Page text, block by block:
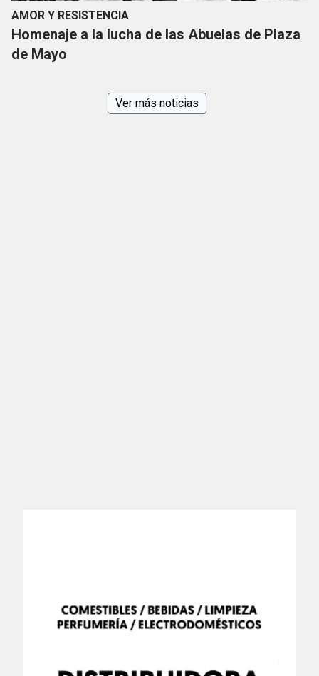
AMOR Y RESISTENCIA
Homenaje a la lucha de las Abuelas de Plaza
de Mayo
Ver más noticias